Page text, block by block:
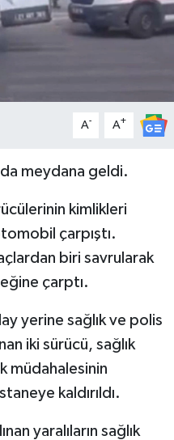
A- A+
meydana geldi.
kimlikleri
çarpıştı.
biri savrularak
çarptı.
yerine sağlık ve polis
iki sürücü, sağlık
müdahalesinin
kaldırıldı.
yaralıların sağlık